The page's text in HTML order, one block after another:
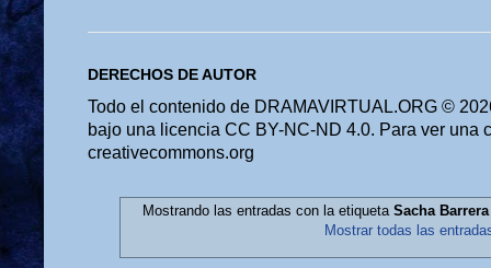
DERECHOS DE AUTOR
Todo el contenido de DRAMAVIRTUAL.ORG ©
bajo una licencia CC BY-NC-ND 4.0. Para ver una
creativecommons.org
Mostrando las entradas con la etiquetaSacha
Mostrar todas las